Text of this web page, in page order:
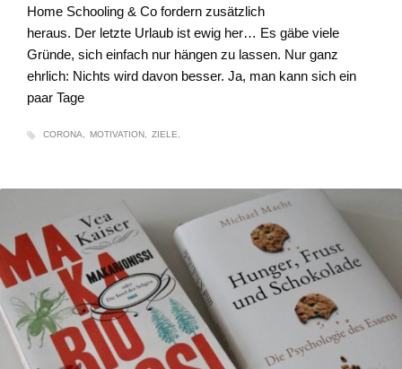
Home Schooling & Co fordern zusätzlich
heraus. Der letzte Urlaub ist ewig her… Es gäbe viele
Gründe, sich einfach nur hängen zu lassen. Nur ganz
ehrlich: Nichts wird davon besser. Ja, man kann sich ein
paar Tage
CORONA MOTIVATION ZIELE